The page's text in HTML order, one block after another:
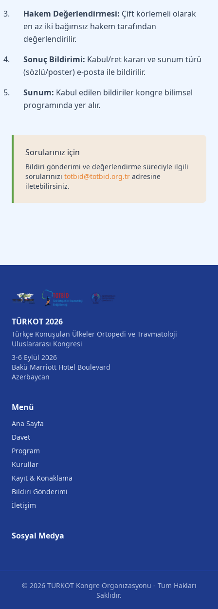
Hakem Değerlendirmesi: Çift körlemeli olarak
en az iki bağımsız hakem tarafından
değerlendirilir.
Sonuç Bildirimi: Kabul/ret kararı ve sunum türü
(sözlü/poster) e-posta ile bildirilir.
Sunum: Kabul edilen bildiriler kongre bilimsel
programında yer alır.
Sorularınız için
Bildiri gönderimi ve değerlendirme süreciyle ilgili
sorularınızı totbid@totbid.org.tr adresine
iletebilirsiniz.
TÜRKOT 2026
Türkçe Konuşulan Ülkeler Ortopedi ve Travmatoloji
Uluslararası Kongresi
3-6 Eylül 2026
Bakü Marriott Hotel Boulevard
Azerbaycan
Menü
Ana Sayfa
Davet
Program
Kurullar
Kayıt & Konaklama
Bildiri Gönderimi
İletişim
Sosyal Medya
© 2026 TÜRKOT Kongre Organizasyonu - Tüm Hakları
Saklıdır.